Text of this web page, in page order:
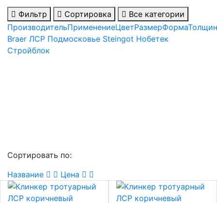
Фильтр Сортировка
Все категории
ПроизводительПрименениеЦветРазмерФорма
Braer ЛСР Подмосковье Steingot Нобетек
Стройблок
Сортировать по:
Название
Цена